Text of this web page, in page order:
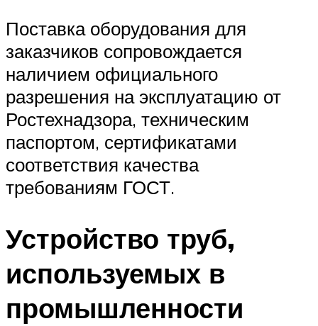
Поставка оборудования для
заказчиков сопровождается
наличием официального
разрешения на эксплуатацию от
Ростехнадзора, техническим
паспортом, сертификатами
соответствия качества
требованиям ГОСТ.
Устройство труб,
используемых в
промышленности